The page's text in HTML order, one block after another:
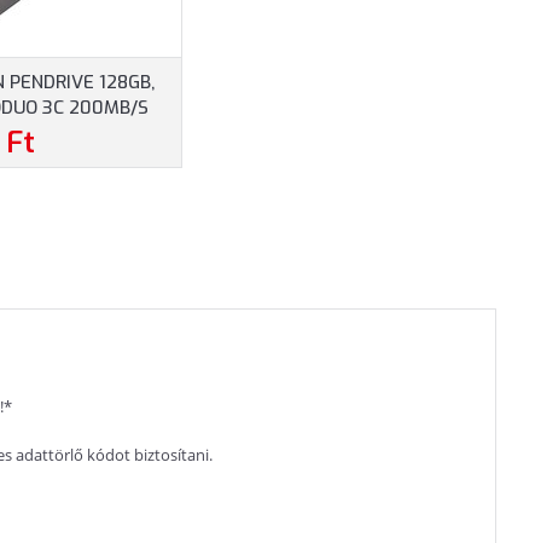
PENDRIVE 128GB,
3C 200MB/S
+ USB-C
128GB)
Ft
adattörlő kódot biztosítani.